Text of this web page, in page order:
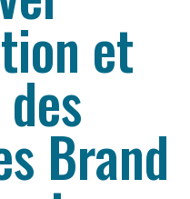
et
Brand